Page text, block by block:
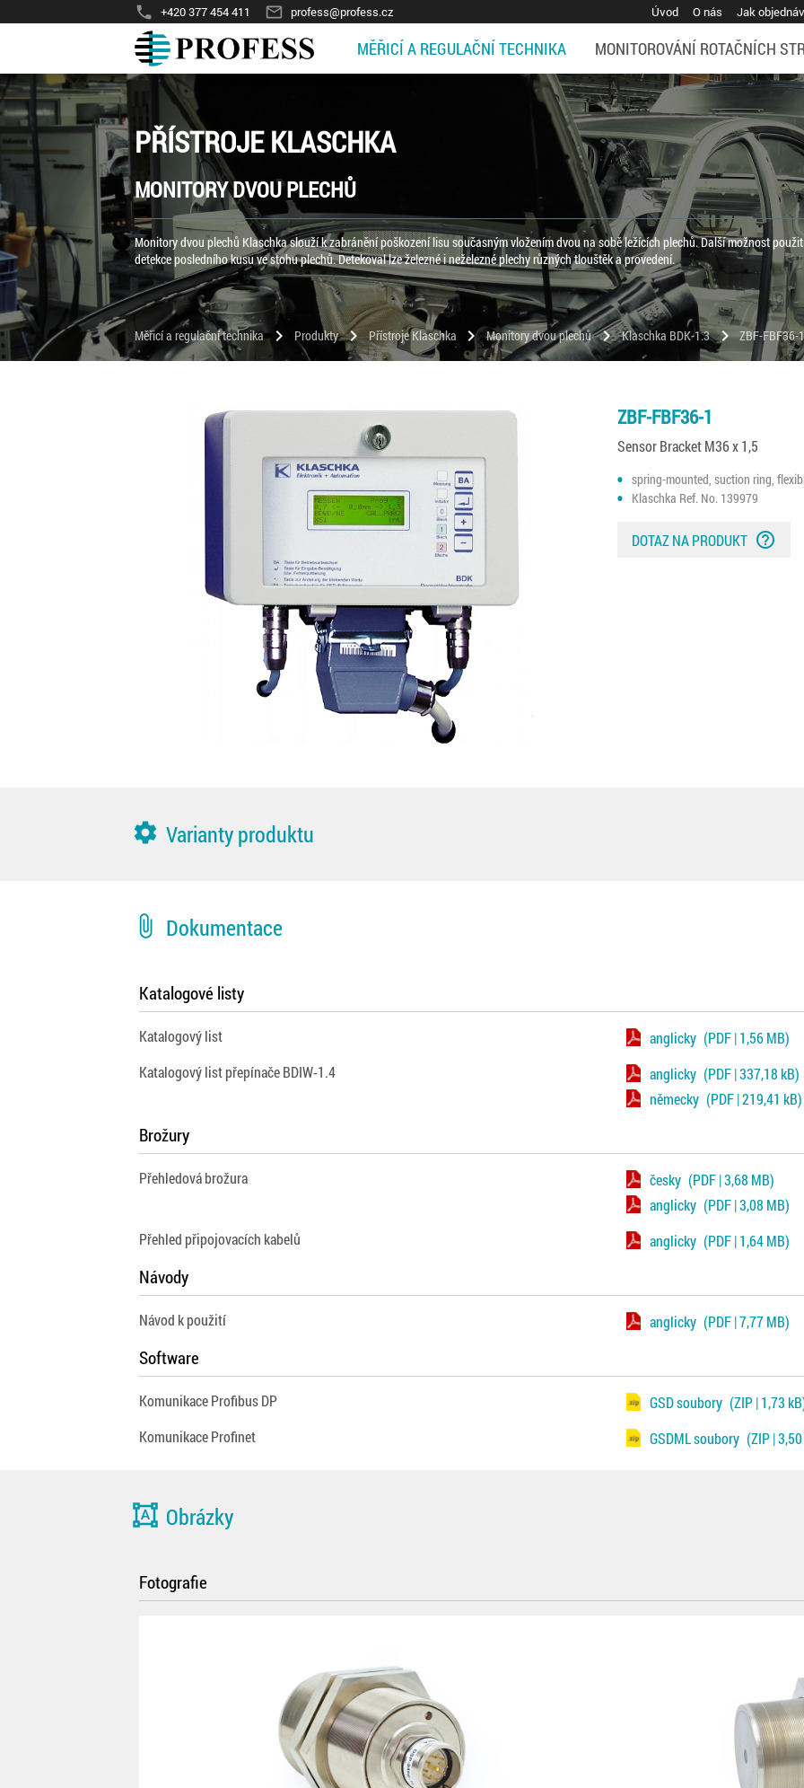
phone +420 377 454 411 mail_outline profess@profess.cz Úvod O nás Jak
MĚŘICÍ A REGULAČNÍ TECHNIKA MONITOROVÁNÍ ROTAČNÍCH
PŘÍSTROJE KLASCHKA
MONITORY DVOU PLECHŮ
Monitory dvou plechů Klaschka slouží k zabránění poškození lisu současným vložením dvou na sobě ležících plechů. Další možnost
detekce posledního kusu ve stohu plechů. Detekoval lze železné i neželezné plechy různých tlouštěk a provedení.
Měřicí a regulační technika chevron_right Produkty chevron_right Přístroje Klaschka chevron_right Monitory dvou plechů chevron_right Klaschka BDK-1.3 chevron_right ZBF-FBF36-
ZBF-FBF36-1
Sensor Bracket M36 x 1,5
spring-mounted, suction ring,
Klaschka Ref. No. 139979
DOTAZ NA PRODUKT help_outline
settings Varianty produktu
attach_file Dokumentace
Katalogové listy
Katalogový list anglicky (PDF | 1,56 MB)
Katalogový list přepínače BDIW-1.4
anglicky (PDF | 337,18 kB)
německy (PDF | 219,41 kB)
Brožury
Přehledová brožura česky (PDF | 3,68 MB)
anglicky (PDF | 3,08 MB)
Přehled připojovacích kabelů
anglicky (PDF | 1,64 MB)
Návody
Návod k použití anglicky (PDF | 7,77 MB)
Software
Komunikace Profibus DP GSD soubory (ZIP | 1,73
Komunikace Profinet
GSDML soubory (ZIP |
format_shapes Obrázky
Fotografie